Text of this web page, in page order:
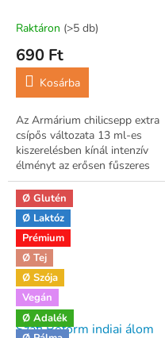
Raktáron (>5 db)
690 Ft
Kosárba
Az Armárium chilicsepp extra
csípős változata 13 ml-es
kiszerelésben kínál intenzív
élményt az erősen fűszeres
ízek kedvelőinek.
Ø Glutén
Ø Laktóz
Prémium
Ø Tej
Ø Szója
Vegán
Ø Adalék
Szafi Reform indiai álom